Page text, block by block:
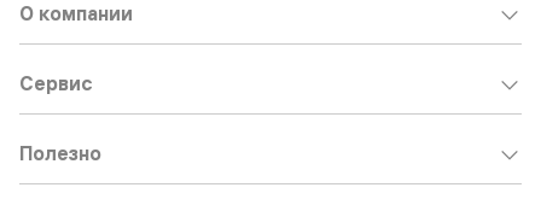
О компании
Сервис
Полезно